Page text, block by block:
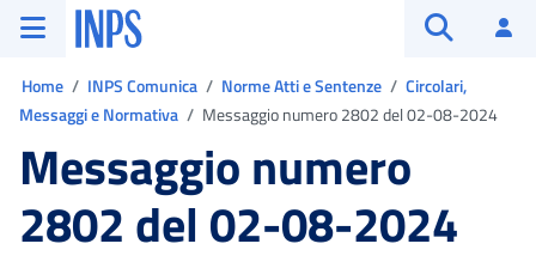
Vai al menu principale
Vai al contenuto principale
Vai al pie' di pagina
INPS ()
Home INPS Comunica Norme Atti e Sentenze
Circolari,
Messaggi e Normativa
Messaggio numero 2802 del 02-08-2024
Messaggio numero
2802 del 02-08-2024